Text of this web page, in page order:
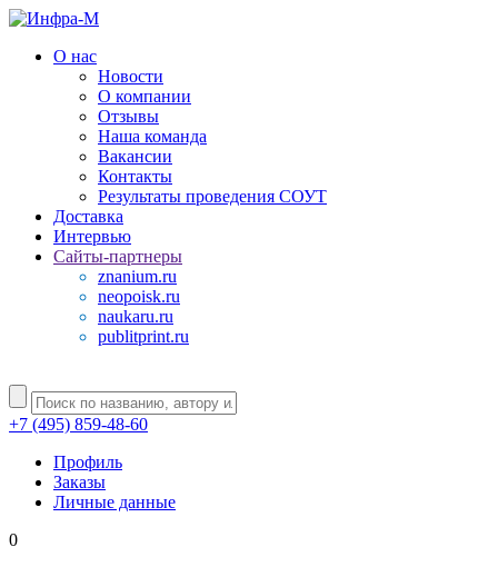
О нас
Новости
О компании
Отзывы
Наша команда
Вакансии
Контакты
Результаты проведения СОУТ
Доставка
Интервью
Сайты-партнеры
znanium.ru
neopoisk.ru
naukaru.ru
publitprint.ru
+7 (495) 859-48-60
Профиль
Заказы
Личные данные
0